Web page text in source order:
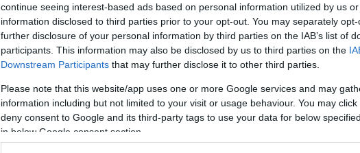
continue seeing interest-based ads based on personal information utilized by us
information disclosed to third parties prior to your opt-out. You may separately
further disclosure of your personal information by third parties on the IAB’s list of
participants. This information may also be disclosed by us to third parties on the
Downstream Participants that may further disclose it to other third parties.
Please note that this website/app uses one or more Google services and may
information including but not limited to your visit or usage behaviour. You may
deny consent to Google and its third-party tags to use your data for below
in below Google consent section.
Veszprémben lép fel Sir Tom Jones
2021. 05. 14.|Kultúrpart
Idén különleges zenei kínálattal, a külföldi világsztár mellett
kizárólag hazai művészek koncertjeivel várja
közönségét augusztus 17-21 között a VeszprémFest.
tovább
Még egy csésze fekete?
Top
A
A